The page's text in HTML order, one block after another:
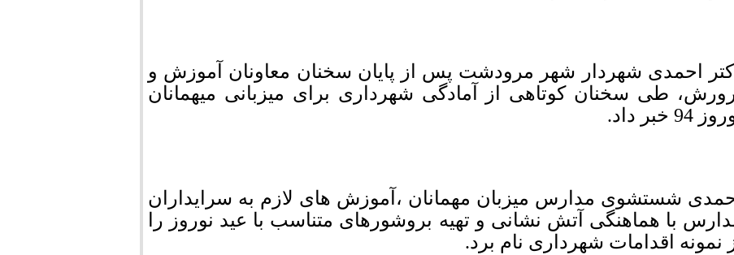
احمدی شهردار شهر مرودشت پس از پایان سخنان معاونان آموزش و
طی سخنان کوتاهی از آمادگی شهرداری برای میزبانی میهمانان
94 خبر داد.
شستشوی مدارس میزبان مهمانان ،آموزش های لازم به سرایداران
با هماهنگی آتش نشانی و تهیه بروشورهای متناسب با عید نوروز را
نمونه اقدامات شهرداری نام برد.